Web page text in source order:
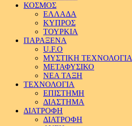
ΚΟΣΜΟΣ
ΕΛΛΑΔΑ
ΚΥΠΡΟΣ
ΤΟΥΡΚΙΑ
ΠΑΡΑΞΕΝΑ
U.F.O
ΜΥΣΤΙΚΗ ΤΕΧΝΟΛΟΓΙΑ
ΜΕΤΑΦΥΣΙΚΟ
ΝΕΑ ΤΑΞΗ
ΤΕΧΝΟΛΟΓΙΑ
ΕΠΙΣΤΗΜΗ
ΔΙΑΣΤΗΜΑ
ΔΙΑΤΡΟΦΗ
ΔΙΑΤΡΟΦΗ